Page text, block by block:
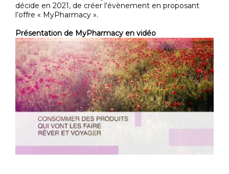
décide en 2021, de créer l’évènement en proposant
l’offre « MyPharmacy ».
Présentation de MyPharmacy en vidéo